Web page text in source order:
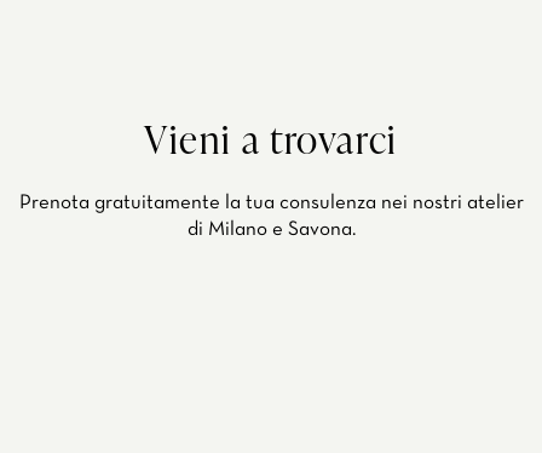
Vieni a trovarci
Prenota gratuitamente la tua consulenza nei nostri atelier
di Milano e Savona.